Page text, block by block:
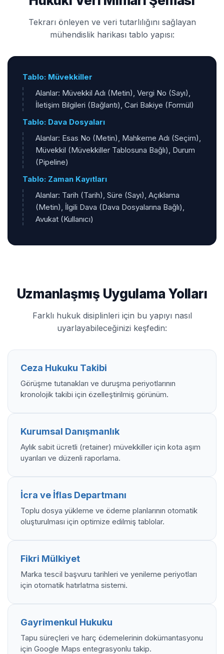
Tekrarı önleyen ve veri tutarlılığını sağlayan
mühendislik harikası tablo yapısı:
Tablo: Müvekkiller
Alanlar: Müvekkil Adı (Metin), Vergi No (Sayı),
İletişim Bilgileri (Bağlantı), Cari Bakiye (Formül)
Tablo: Dava Dosyaları
Alanlar: Esas No (Metin), Mahkeme Adı (Seçim),
Müvekkil (Müvekkiller Tablosuna Bağlı), Durum
(Pipeline)
Tablo: Zaman Kayıtları
Alanlar: Tarih (Tarih), Süre (Sayı), Açıklama
(Metin), İlgili Dava (Dava Dosyalarına Bağlı),
Avukat (Kullanıcı)
Uzmanlaşmış Uygulama Yolları
Farklı hukuk disiplinleri için bu yapıyı nasıl
uyarlayabileceğinizi keşfedin:
Ceza Hukuku Takibi
Görüşme tutanakları ve duruşma periyotlarının
kronolojik takibi için özelleştirilmiş görünüm.
Kurumsal Danışmanlık
Aylık sabit ücretli (retainer) müvekkiller için kota aşım
uyarıları ve düzenli raporlama.
İcra ve İflas Departmanı
Toplu dosya yükleme ve ödeme planlarının otomatik
oluşturulması için optimize edilmiş tablolar.
Fikri Mülkiyet
Marka tescil başvuru tarihleri ve yenileme periyotları
için otomatik hatırlatma sistemi.
Gayrimenkul Hukuku
Tapu süreçleri ve harç ödemelerinin dokümantasyonu
için Google Maps entegrasyonlu takip.